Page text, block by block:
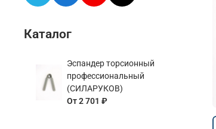
Каталог
Эспандер торсионный
профессиональный
(СИЛАРУКОВ)
От2 701 ₽